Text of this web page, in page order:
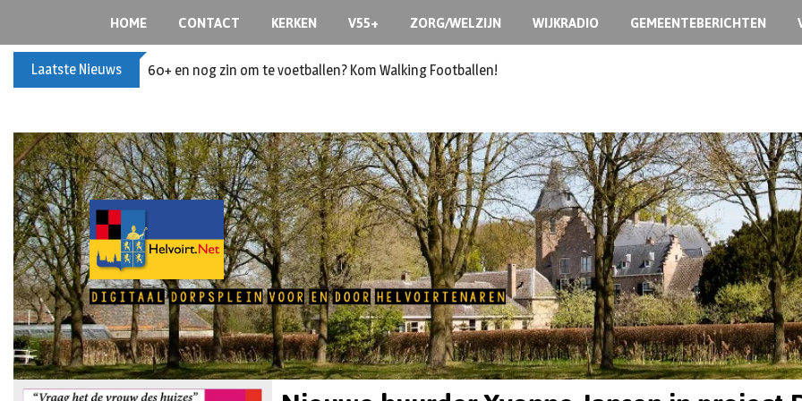
HOME CONTACT KERKEN V55+ ZORG/WELZIJN WIJKRADIO GEMEENTEBERICHTEN
Laatste Nieuws Buxusplanten in brand in Biezenmortel, vermoedelijk opzet